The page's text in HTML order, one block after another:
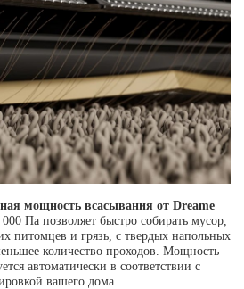
мощность всасывания от Dreame
Па позволяет быстро собирать мусор,
питомцев и грязь, c твердых напольных
количество проходов. Мощность
автоматически в соответствии с
вашего дома.